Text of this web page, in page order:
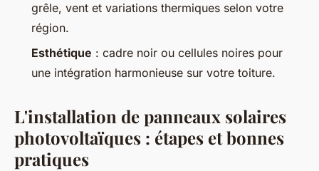
grêle, vent et variations thermiques selon votre
région.
Esthétique : cadre noir ou cellules noires pour
une intégration harmonieuse sur votre toiture.
L'installation de panneaux solaires
photovoltaïques : étapes et bonnes
pratiques